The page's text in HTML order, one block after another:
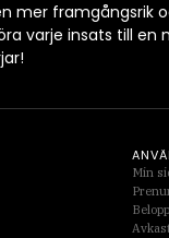
mer framgångsrik
varje insats till en
Min
Belopp